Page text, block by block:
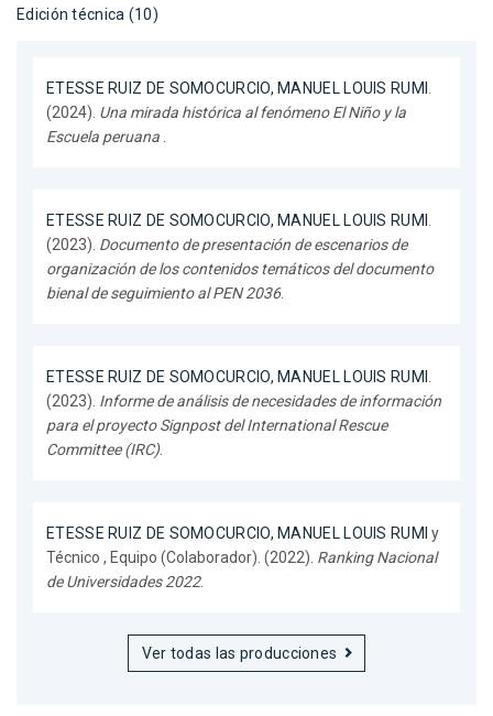
Edición técnica (10)
ETESSE RUIZ DE SOMOCURCIO, MANUEL LOUIS RUMI
(2024). Una mirada histórica al fenómeno El Niño y la
Escuela peruana
ETESSE RUIZ DE SOMOCURCIO, MANUEL LOUIS RUMI
(2023). Documento de presentación de escenarios de
organización de los contenidos temáticos del documento
bienal de seguimiento al PEN 2036.
ETESSE RUIZ DE SOMOCURCIO, MANUEL LOUIS RUMI
(2023). Informe de análisis de necesidades de información
para el proyecto Signpost del International Rescue
Committee (IRC).
ETESSE RUIZ DE SOMOCURCIO, MANUEL LOUIS RUMI y
Técnico , Equipo (Colaborador). (2022). Ranking Nacional
de Universidades 2022.
Ver todas las producciones